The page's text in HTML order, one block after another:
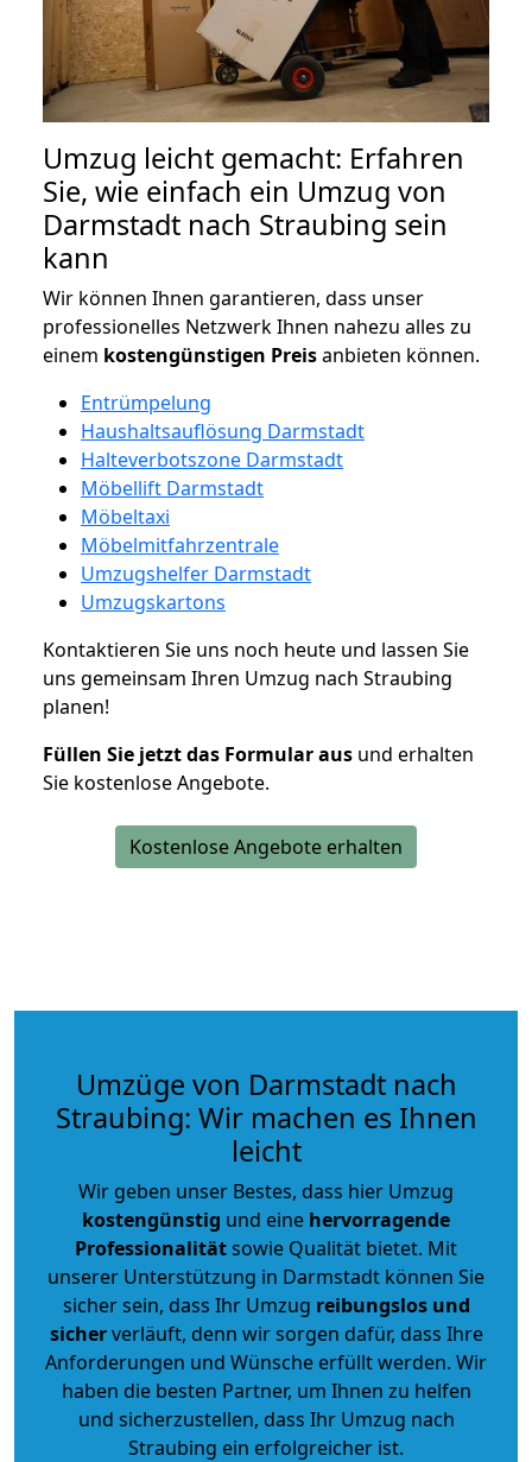
Umzug leicht gemacht: Erfahren
Sie, wie einfach ein Umzug von
Darmstadt nach Straubing sein
kann
Wir können Ihnen garantieren, dass unser
professionelles Netzwerk Ihnen nahezu alles zu
einem kostengünstigen Preisanbieten können.
Entrümpelung
Haushaltsauflösung Darmstadt
Halteverbotszone Darmstadt
Möbellift Darmstadt
Möbeltaxi
Möbelmitfahrzentrale
Umzugshelfer Darmstadt
Umzugskartons
Kontaktieren Sie uns noch heute und lassen Sie
uns gemeinsam Ihren Umzug nach Straubing
planen!
Füllen Sie jetzt das Formular aus und erhalten
Sie kostenlose Angebote.
Kostenlose Angebote erhalten
Umzüge von Darmstadt nach
Straubing: Wir machen es Ihnen
leicht
Wir geben unser Bestes, dass hier Umzug
kostengünstig und eine hervorragende
Professionalitätsowie Qualität bietet. Mit
unserer Unterstützung in Darmstadt können Sie
sicher sein, dass Ihr Umzug reibungslos und
sicherverläuft, denn wir sorgen dafür, dass Ihre
Anforderungen und Wünsche erfüllt werden. Wir
haben die besten Partner, um Ihnen zu helfen
und sicherzustellen, dass Ihr Umzug nach
Straubing ein erfolgreicher ist.